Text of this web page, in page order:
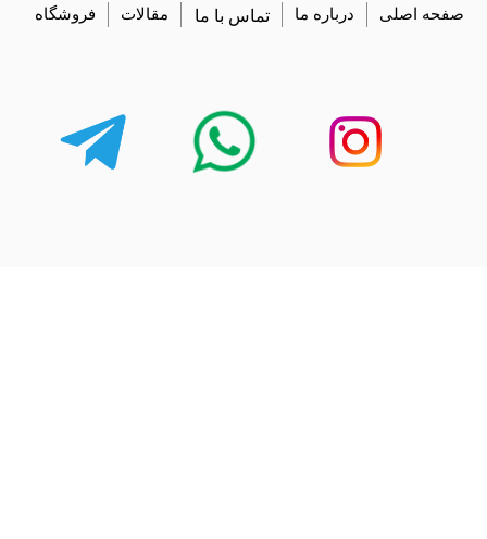
صفحه اصلی درباره ما تماس با ما مقالات فروشگاه